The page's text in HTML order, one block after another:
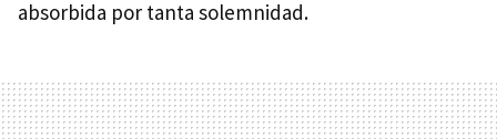
absorbida por tanta solemnidad.